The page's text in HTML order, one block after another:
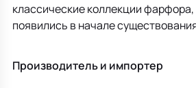
классические коллекции
появились в начале
Производитель и импортер